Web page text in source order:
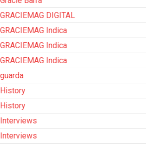
GRACIEMAG DIGITAL
GRACIEMAG Indica
GRACIEMAG Indica
GRACIEMAG Indica
guarda
History
History
Interviews
Interviews